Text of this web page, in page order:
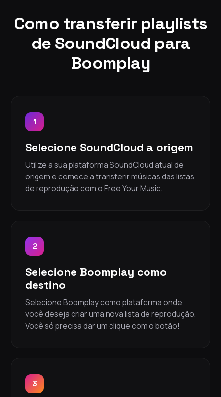
Como transferir playlists
de SoundCloud para
Boomplay
1
Selecione SoundCloud a origem
Utilize a sua plataforma SoundCloud atual de
origem e comece a transferir músicas das listas
de reprodução com o Free Your Music.
2
Selecione Boomplay como
destino
Selecione Boomplay como plataforma onde
você deseja criar uma nova lista de reprodução.
Você só precisa dar um clique com o botão!
3